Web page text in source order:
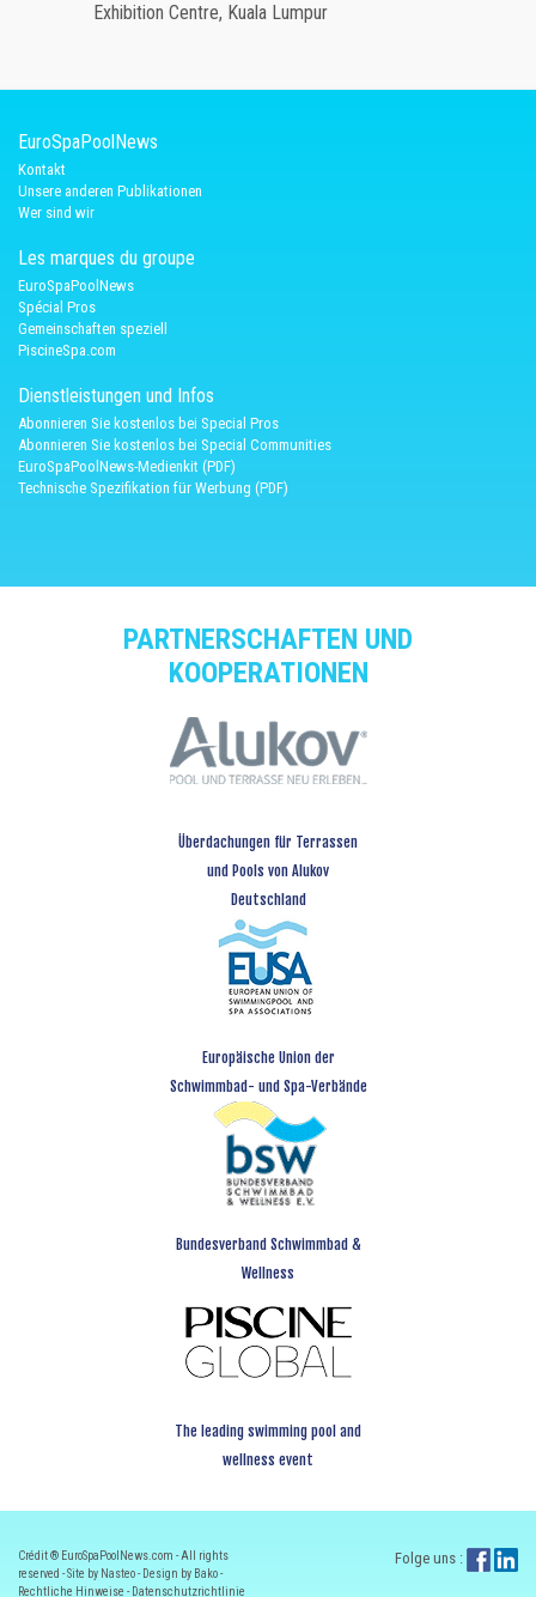
Exhibition Centre, Kuala Lumpur
EuroSpaPoolNews
Kontakt
Unsere anderen Publikationen
Wer sind wir
Les marques du groupe
EuroSpaPoolNews
Spécial Pros
Gemeinschaften speziell
PiscineSpa.com
Dienstleistungen und Infos
Abonnieren Sie kostenlos bei Special Pros
Abonnieren Sie kostenlos bei Special Communities
EuroSpaPoolNews-Medienkit (PDF)
Technische Spezifikation für Werbung (PDF)
PARTNERSCHAFTEN UND
KOOPERATIONEN
Überdachungen für Terrassen
und Pools von Alukov
Deutschland
Europäische Union der
Schwimmbad- und Spa-Verbände
Bundesverband Schwimmbad &
Wellness
The leading swimming pool and
wellness event
Crédit ® EuroSpaPoolNews.com - All rights
reserved - Site by Nasteo - Design by Bako -
Rechtliche Hinweise - Datenschutzrichtlinie
Folge uns :